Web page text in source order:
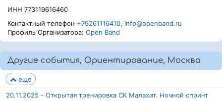
ИНН 773119616460
Контактный телефон +79261116410, info@openband.ru
Профиль Организатора: Open Band
Другие события, Ориентирование, Москва
еще
20.11.2025 - Открытая тренировка СК Малахит. Ночной спринт